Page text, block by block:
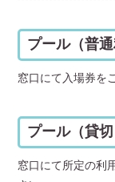
プール（普通
窓口にて入場券を
プール（貸切
窓口にて所定の利